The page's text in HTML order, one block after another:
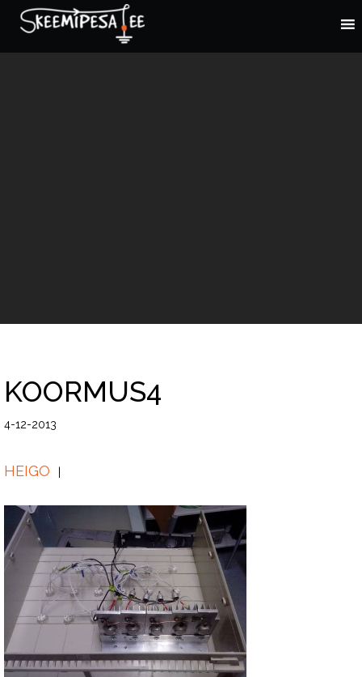
KOORMUS4
4-12-2013
HEIGO